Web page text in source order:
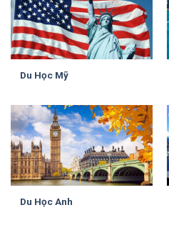
Du Học Mỹ
Du Học Anh